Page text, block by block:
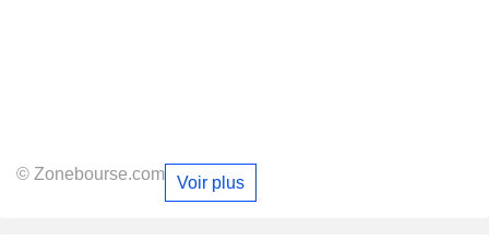
© Zonebourse.com Voir plus